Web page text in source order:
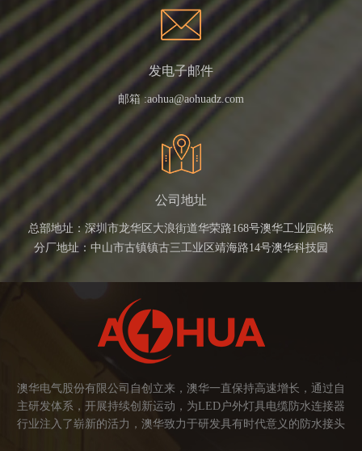
发电子邮件
邮箱 :aohua@aohuadz.com
公司地址
总部地址：深圳市龙华区大浪街道华荣路168号澳华工业园6栋
分厂地址：中山市古镇镇古三工业区靖海路14号澳华科技园
澳华电气股份有限公司自创立来，澳华一直保持高速增长，通过自
主研发体系，开展持续创新运动，为LED户外灯具电缆防水连接器
行业注入了崭新的活力，澳华致力于研发具有时代意义的防水接头